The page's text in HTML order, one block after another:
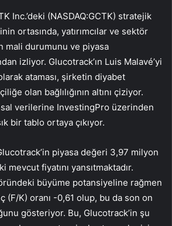
Inc.’deki (NASDAQ:GCTK) stratejik
ortasında, yatırımcılar ve sektör
mali durumunu ve piyasa
izliyor. Glucotrack’ın Luis Malavé’yi
ataması, şirketin diyabet
olan bağlılığının altını çiziyor.
verilerine InvestingPro üzerinden
bir tablo ortaya çıkıyor.
piyasa değeri 3,97 milyon
mevcut fiyatını yansıtmaktadır.
büyüme potansiyeline rağmen
(F/K) oranı -0,61 olup, bu da son on
gösteriyor. Bu, Glucotrack’in şu